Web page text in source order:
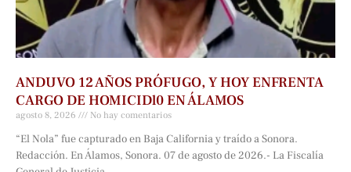
ANDUVO 12 AÑOS PRÓFUGO, Y HOY ENFRENTA
CARGO DE HOMICIDl0 EN ÁLAMOS
agosto 8, 2026 No hay comentarios
“El Nola” fue capturado en Baja California y traído a Sonora.
Redacción. En Álamos, Sonora. 07 de agosto de 2026.- La Fiscalía